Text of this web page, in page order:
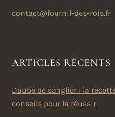
contact@fournil-des-rois.fr
ARTICLES RÉCENTS
Daube de sanglier : la
conseils pour la réussir